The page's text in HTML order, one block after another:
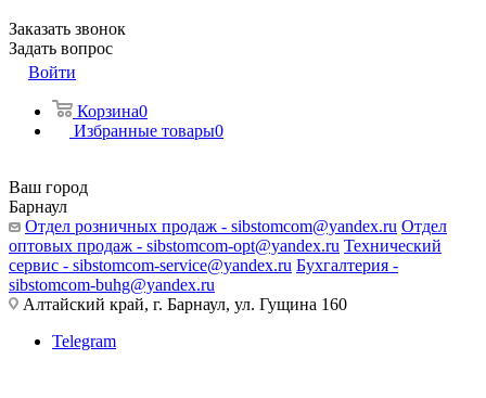
Заказать звонок
Задать вопрос
Войти
Корзина0
Избранные товары0
Ваш город
Барнаул
Отдел розничных продаж - sibstomcom@yandex.ru Отдел
оптовых продаж - sibstomcom-opt@yandex.ru Технический
сервис - sibstomcom-service@yandex.ru Бухгалтерия -
sibstomcom-buhg@yandex.ru
Алтайский край, г. Барнаул, ул. Гущина 160
Telegram